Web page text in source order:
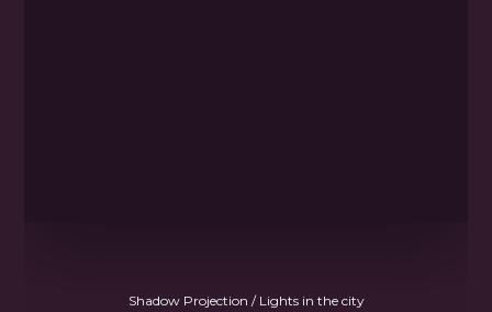
Shadow Projection / Lights in the city